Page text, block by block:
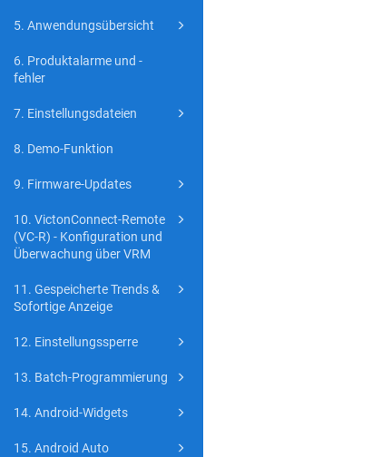
5. Anwendungsübersicht
6. Produktalarme und -
fehler
7. Einstellungsdateien
8. Demo-Funktion
9. Firmware-Updates
10. VictonConnect-Remote
(VC-R) - Konfiguration und
Überwachung über VRM
11. Gespeicherte Trends &
Sofortige Anzeige
12. Einstellungssperre
13. Batch-Programmierung
14. Android-Widgets
15. Android Auto